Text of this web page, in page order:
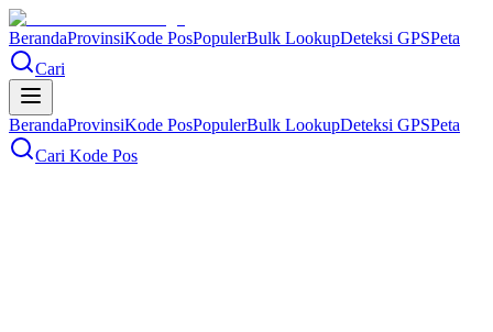
BerandaProvinsiKode PosPopulerBulk LookupDeteksi GPSPeta
Cari
BerandaProvinsiKode PosPopulerBulk LookupDeteksi GPSPeta
Cari Kode Pos